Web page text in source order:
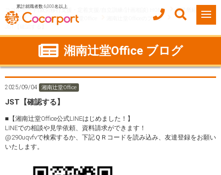
累計就職者数 6,000名以上
ココルポート(就労移行支援・定着支援/自立訓練/計画相談) HOME
事業所紹介
神奈川県
藤沢市 湘南辻堂Office
湘南辻堂Officeのブログ
JST【確認する】
湘南辻堂Office ブログ
2025/09/04 湘南辻堂Office
JST【確認する】
■【湘南辻堂Office公式LINEはじめました！】
LINEでの相談や見学依頼、資料請求ができます！
@290uqvfvで検索するか、下記ＱＲコードを読み込み、友達登録をお願い
いたします。